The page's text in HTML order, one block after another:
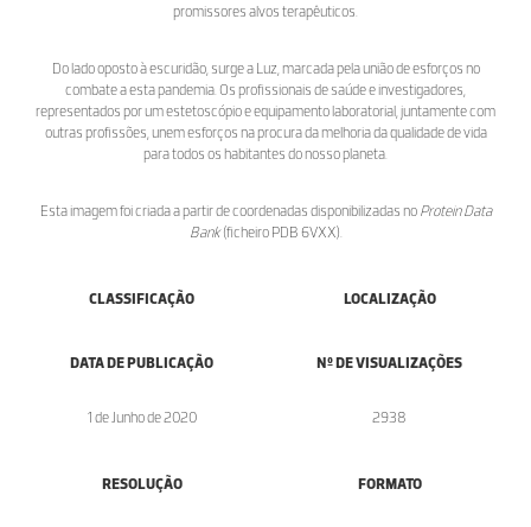
promissores alvos terapêuticos.
Do lado oposto à escuridão, surge a Luz, marcada pela união de esforços no
combate a esta pandemia. Os profissionais de saúde e investigadores,
representados por um estetoscópio e equipamento laboratorial, juntamente com
outras profissões, unem esforços na procura da melhoria da qualidade de vida
para todos os habitantes do nosso planeta.
Esta imagem foi criada a partir de coordenadas disponibilizadas no Protein Data
Bank(ficheiro PDB 6VXX).
CLASSIFICAÇÃO LOCALIZAÇÃO
DATA DE PUBLICAÇÃO
1 de Junho de 2020
Nº DE VISUALIZAÇÕES
2938
RESOLUÇÃO FORMATO